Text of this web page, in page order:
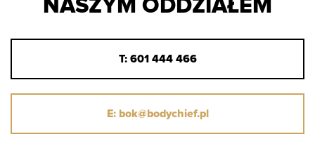
NASZYM ODDZIAŁEM
T: 601 444 466
E: bok@bodychief.pl